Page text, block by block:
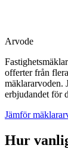
Arvode
offerter från
mäklararvoden.
erbjudandet för
Jämför
Hur